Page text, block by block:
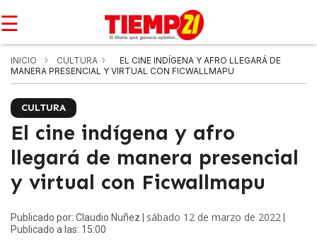
☰
INICIO CULTURA
EL CINE INDÍGENA Y AFRO LLEGARÁ DE
MANERA PRESENCIAL Y VIRTUAL CON FICWALLMAPU
CULTURA
El cine indígena y afro
llegará de manera presencial
y virtual con Ficwallmapu
Publicado por: Claudio Nuñez | sábado 12 de marzo de 2022
Publicado a las: 15:00